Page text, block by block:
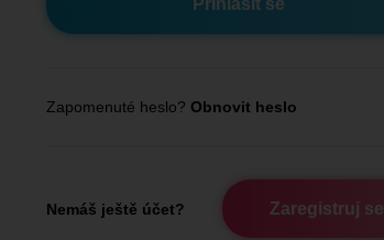
Zapomenuté heslo? Obnovit heslo
Nemáš ještě účet? Zaregistruj se